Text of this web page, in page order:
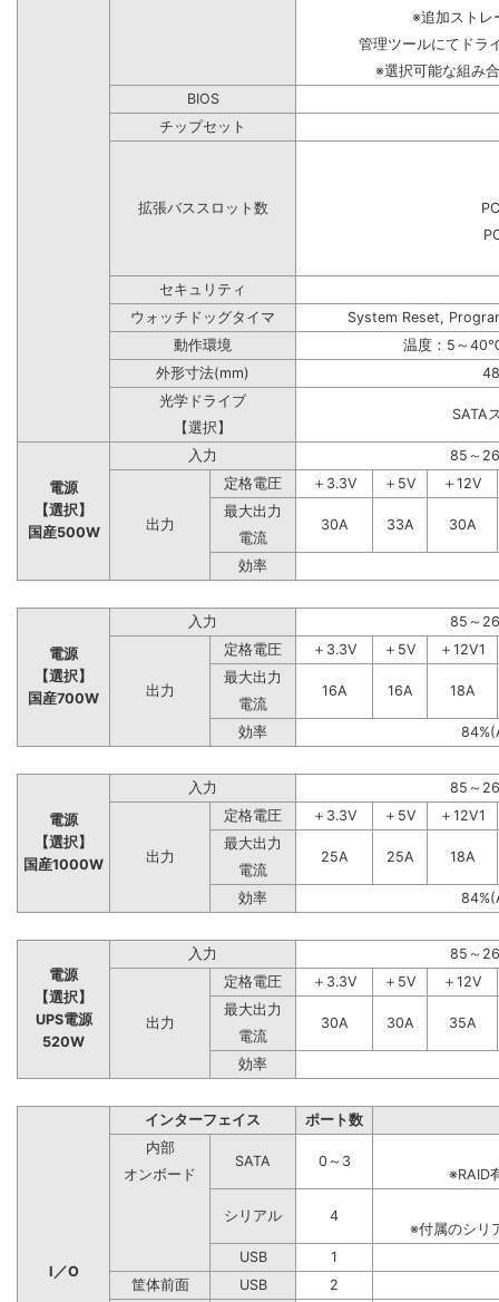
※追加ストレ
管理ツールにてドラ
※選択可能な組み
BIOS
チップセット
拡張バススロット数
セキュリティ
ウォッチドッグタイマ
System Reset,
動作環境
温度：5～
外形寸法(mm)
光学ドライブ
SATA
【選択】
電源
【選択】
国産500W
入力 85～
出力
定格電圧 ＋3.3V ＋5V
＋12V
最大出力
30A
33A
30A
電流
効率
電源
【選択】
国産700W
入力 85～
出力
定格電圧 ＋3.3V ＋5V
＋12V1
最大出力
16A
16A
18A
電流
効率
電源
【選択】
国産1000W
入力 85～
出力
定格電圧 ＋3.3V ＋5V
＋12V1
最大出力
25A
25A
18A
電流
効率
電源
【選択】
UPS電源
520W
入力 85～
出力
定格電圧 ＋3.3V ＋5V
＋12V
最大出力
30A
30A
35A
電流
効率
I／O
インターフェイス
ポート数
内部
SATA
0～3
オンボード
※RAID
シリアル
4
※付属のシリ
USB
1
筐体前面
USB
2